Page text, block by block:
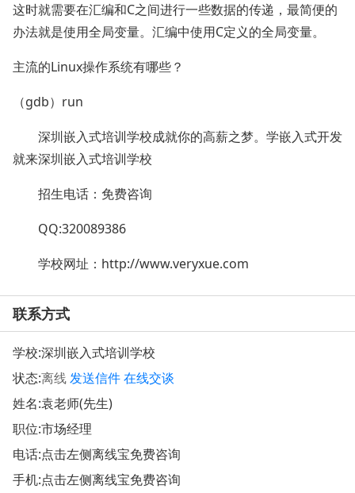
这时就需要在汇编和C之间进行一些数据的传递，最简便的
办法就是使用全局变量。汇编中使用C定义的全局变量。
主流的Linux操作系统有哪些？
（gdb）run
深圳嵌入式培训学校成就你的高薪之梦。学嵌入式开发
就来深圳嵌入式培训学校
招生电话： 免费咨询
QQ:320089386
学校网址： http://www.veryxue.com
联系方式
学校:深圳嵌入式培训学校
状态:离线发送信件在线交谈
姓名:袁老师(先生)
职位:市场经理
电话:点击左侧离线宝免费咨询
手机:点击左侧离线宝免费咨询